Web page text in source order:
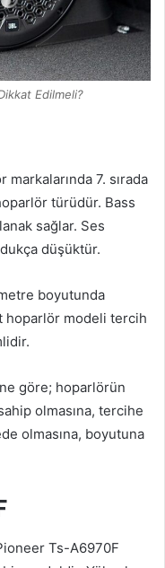
Edilmeli?
7. sırada
türüdür. Bass
sağlar. Ses
düşüktür.
boyutunda
hoparlör modeli tercih
göre; hoparlörün
olmasına, tercihe
olmasına, boyutuna
Ts-A6970F